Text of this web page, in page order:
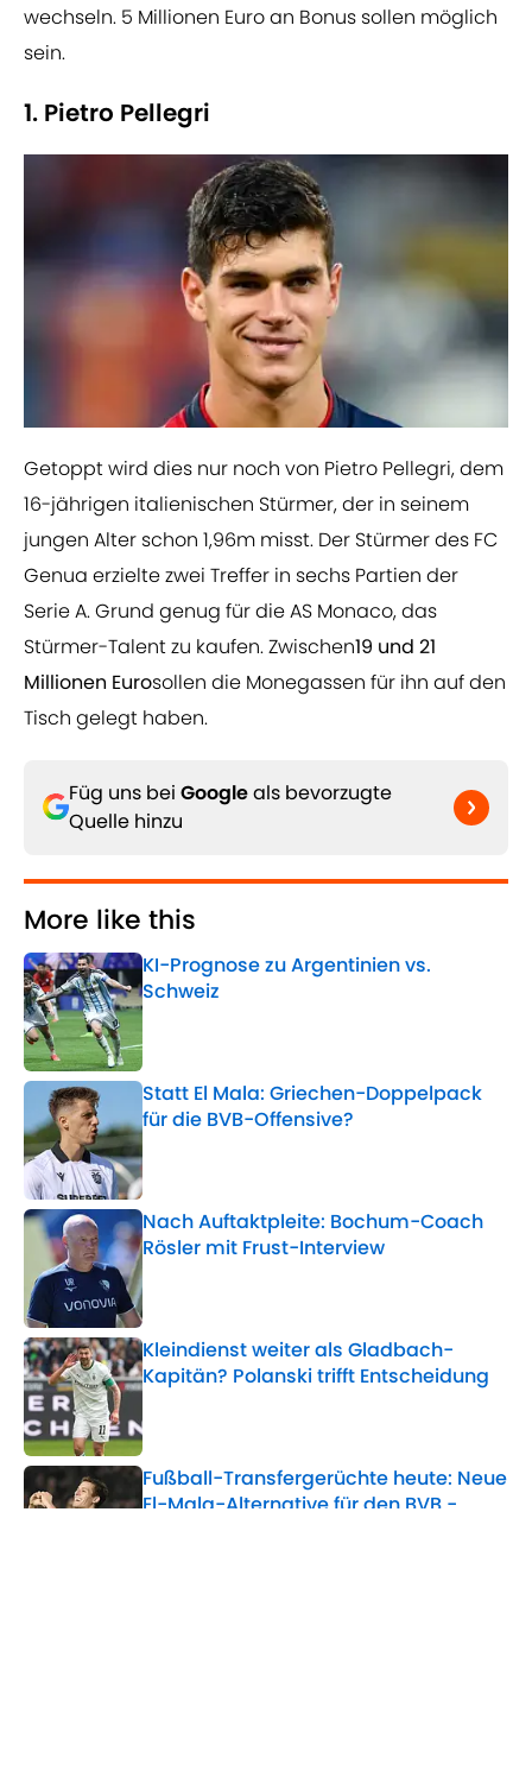
wechseln. 5 Millionen Euro an Bonus sollen möglich
sein.
1. Pietro Pellegri
Getoppt wird dies nur noch von Pietro Pellegri, dem
16-jährigen italienischen Stürmer, der in seinem
jungen Alter schon 1,96m misst. Der Stürmer des FC
Genua erzielte zwei Treffer in sechs Partien der
Serie A. Grund genug für die AS Monaco, das
Stürmer-Talent zu kaufen. Zwischen19 und 21
Millionen Eurosollen die Monegassen für ihn auf den
Tisch gelegt haben.
Füg uns bei Googleals bevorzugte
Quelle hinzu
More like this
KI-Prognose zu Argentinien vs.
Schweiz
Published by on Invalid Date
Statt El Mala: Griechen-Doppelpack
für die BVB-Offensive?
Published by on Invalid Date
Nach Auftaktpleite: Bochum-Coach
Rösler mit Frust-Interview
Published by on Invalid Date
Kleindienst weiter als Gladbach-
Kapitän? Polanski trifft Entscheidung
Published by on Invalid Date
Fußball-Transfergerüchte heute: Neue
El-Mala-Alternative für den BVB -